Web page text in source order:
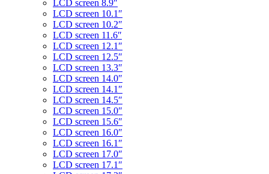
LCD screen 8.9″
LCD screen 10.1″
LCD screen 10.2″
LCD screen 11.6″
LCD screen 12.1″
LCD screen 12.5″
LCD screen 13.3″
LCD screen 14.0″
LCD screen 14.1″
LCD screen 14.5″
LCD screen 15.0″
LCD screen 15.6″
LCD screen 16.0″
LCD screen 16.1″
LCD screen 17.0″
LCD screen 17.1″